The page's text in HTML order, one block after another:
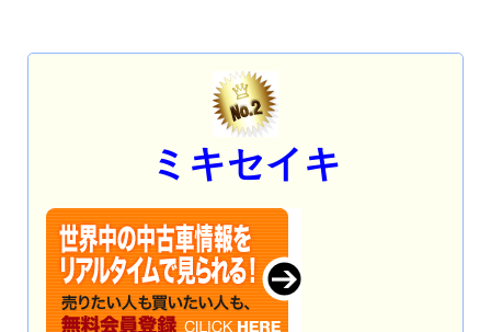
ミキセイキ